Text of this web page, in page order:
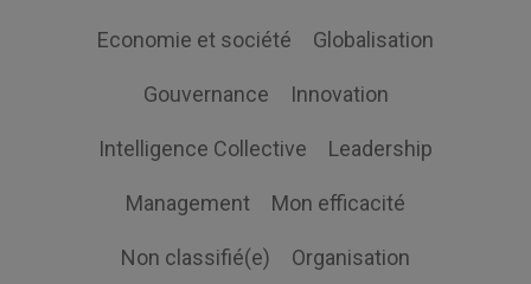
Economie et société Globalisation
Gouvernance Innovation
Intelligence Collective Leadership
Management Mon efficacité
Non classifié(e) Organisation